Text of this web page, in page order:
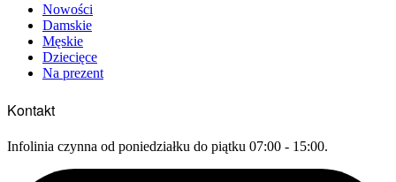
Nowości
Damskie
Męskie
Dziecięce
Na prezent
Kontakt
Infolinia czynna od poniedziałku do piątku 07:00 - 15:00.